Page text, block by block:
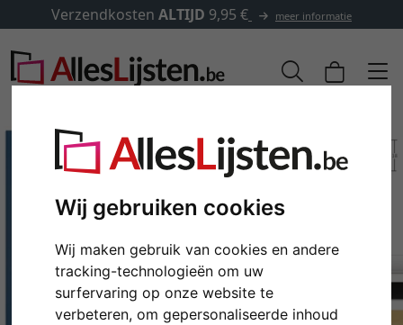
Wij gebruiken cookies
Wij maken gebruik van cookies en andere
tracking-technologieën om uw
surfervaring op onze website te
verbeteren, om gepersonaliseerde inhoud
Verzendkosten ALTIJD 9,95 € meer informatie